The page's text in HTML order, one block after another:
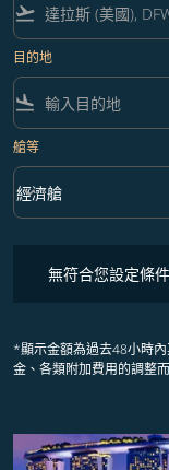
flight_takeoff
目的地
flight_land
艙等
艙等 option 經濟艙
經濟艙
keyboard_arrow_down
無符合您設定條
*顯示金額為過去48小時
金、各類附加費用的調整